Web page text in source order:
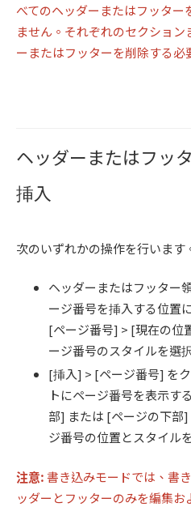
べてのヘッダーまたはフッター
ません。それぞれのセクショ
ーまたはフッターを削除する必
ヘッダーまたはフッ
挿入
次のいずれかの操作を行います
ヘッダーまたはフッター
ージ番号を挿入する位置
[ページ番号] > [現在の位
ージ番号のスタイルを選
[挿入] > [ページ番号] を
トにページ番号を表示す
部] または [ページの下部
ジ番号の位置とスタイル
注意:書き込みモードでは、書
ッダーとフッターのみを編集